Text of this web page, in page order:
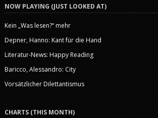
NOW PLAYING (JUST LOOKED AT)
Kein „Was lesen?“ mehr
Depner, Hanno: Kant für die Hand
Literatur-News: Happy Reading
Baricco, Alessandro: City
Vorsätzlicher Dilettantismus
CHARTS (THIS MONTH)